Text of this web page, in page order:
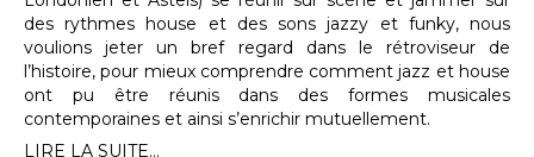
des rythmes house et des sons jazzy et funky, nous
voulions jeter un bref regard dans le rétroviseur de
l’histoire, pour mieux comprendre comment jazz et house
ont pu être réunis dans des formes musicales
contemporaines et ainsi s’enrichir mutuellement.
LIRE LA SUITE...